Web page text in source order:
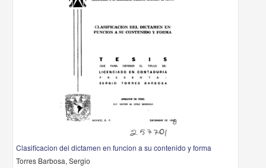
Clasificacion del dictamen en funcion a su contenido y forma
Torres Barbosa, Sergio